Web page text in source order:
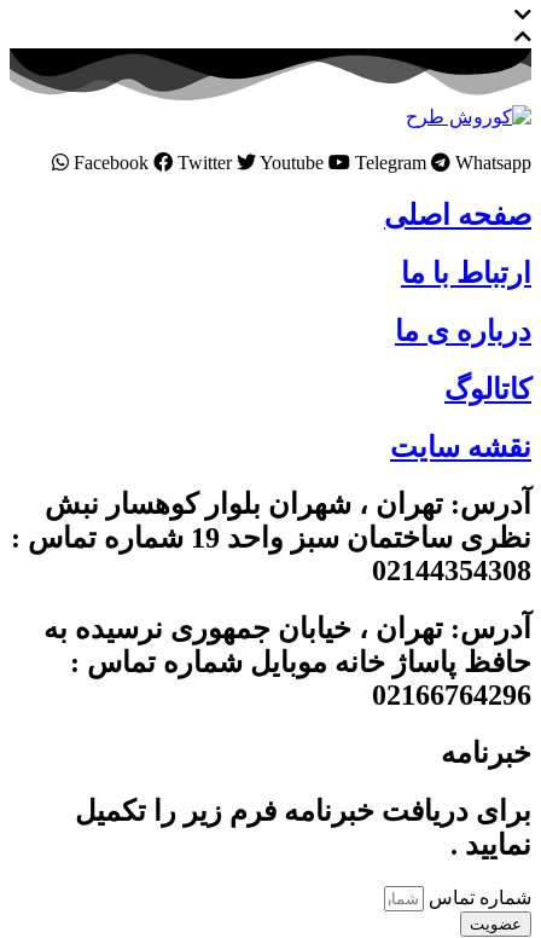
Facebook Twitter Youtube Telegram Whatsapp
صفحه اصلی
ارتباط با ما
درباره ی ما
کاتالوگ
نقشه سایت
آدرس: تهران ، شهران بلوار کوهسار نبش
نظری ساختمان سبز واحد 19 شماره تماس :
02144354308
آدرس: تهران ، خیابان جمهوری نرسیده به
حافظ پاساژ خانه موبایل شماره تماس :
02166764296
خبرنامه
برای دریافت خبرنامه فرم زیر را تکمیل
نمایید .
شماره تماس
عضویت